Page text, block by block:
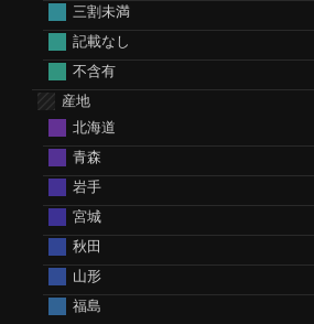
三割未満
記載なし
不含有
産地
北海道
青森
岩手
宮城
秋田
山形
福島